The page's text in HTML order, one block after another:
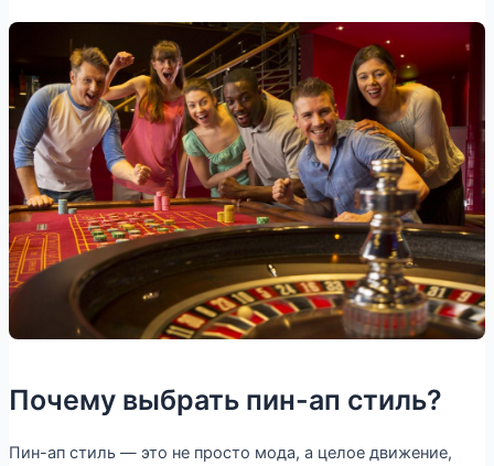
Почему выбрать пин-ап стиль?
Пин-ап стиль — это не просто мода, а целое движение,